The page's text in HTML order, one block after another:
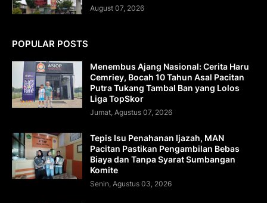
August 07, 2026
POPULAR POSTS
Menembus Ajang Nasional: Cerita Haru
Cemriey, Bocah 10 Tahun Asal Pacitan
Putra Tukang Tambal Ban yang Lolos
Liga TopSkor
Jumat, Agustus 07, 2026
Tepis Isu Penahanan Ijazah, MAN
Pacitan Pastikan Pengambilan Bebas
Biaya dan Tanpa Syarat Sumbangan
Komite
Senin, Agustus 03, 2026